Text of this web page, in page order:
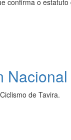
confirma o
de Tavira.